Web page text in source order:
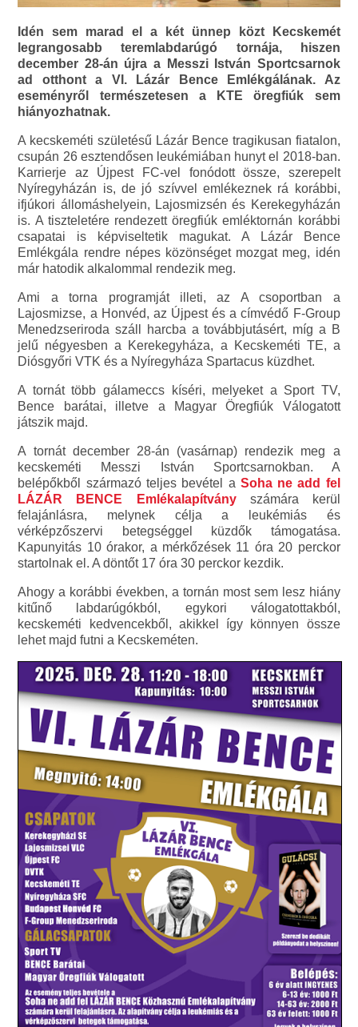
Idén sem marad el a két ünnep közt Kecskemét
legrangosabb teremlabdarúgó tornája, hiszen
december 28-án újra a Messzi István Sportcsarnok
ad otthont a VI. Lázár Bence Emlékgálának. Az
eseményről természetesen a KTE öregfiúk sem
hiányozhatnak.
A kecskeméti születésű Lázár Bence tragikusan fiatalon,
csupán 26 esztendősen leukémiában hunyt el 2018-ban.
Karrierje az Újpest FC-vel fonódott össze, szerepelt
Nyíregyházán is, de jó szívvel emlékeznek rá korábbi,
ifjúkori állomáshelyein, Lajosmizsén és Kerekegyházán
is. A tiszteletére rendezett öregfiúk emléktornán korábbi
csapatai is képviseltetik magukat. A Lázár Bence
Emlékgála rendre népes közönséget mozgat meg, idén
már hatodik alkalommal rendezik meg.
Ami a torna programját illeti, az A csoportban a
Lajosmizse, a Honvéd, az Újpest és a címvédő F-Group
Menedzseriroda száll harcba a továbbjutásért, míg a B
jelű négyesben a Kerekegyháza, a Kecskeméti TE, a
Diósgyőri VTK és a Nyíregyháza Spartacus küzdhet.
A tornát több gálameccs kíséri, melyeket a Sport TV,
Bence barátai, illetve a Magyar Öregfiúk Válogatott
játszik majd.
A tornát december 28-án (vasárnap) rendezik meg a
kecskeméti Messzi István Sportcsarnokban. A
belépőkből származó teljes bevétel a Soha ne add fel
LÁZÁR BENCE Emlékalapítványszámára kerül
felajánlásra, melynek célja a leukémiás és
vérképzőszervi betegséggel küzdők támogatása.
Kapunyitás 10 órakor, a mérkőzések 11 óra 20 perckor
startolnak el. A döntőt 17 óra 30 perckor kezdik.
Ahogy a korábbi években, a tornán most sem lesz hiány
kitűnő labdarúgókból, egykori válogatottakból,
kecskeméti kedvencekből, akikkel így könnyen össze
lehet majd futni a Kecskeméten.